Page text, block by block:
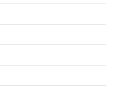
Oktober 2006
September 2006